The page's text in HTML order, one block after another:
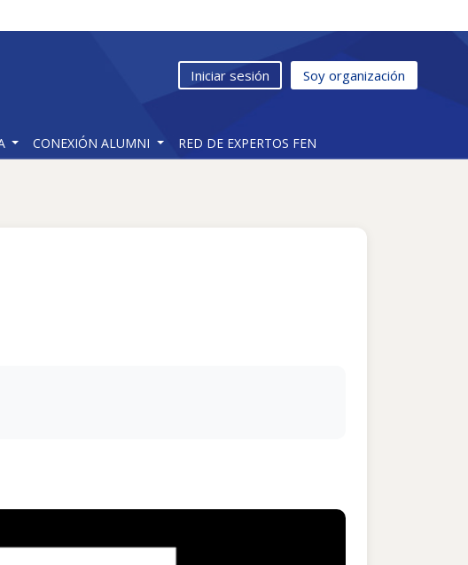
Iniciar sesión Soy organización
CONEXIÓN ALUMNI RED DE EXPERTOS FEN